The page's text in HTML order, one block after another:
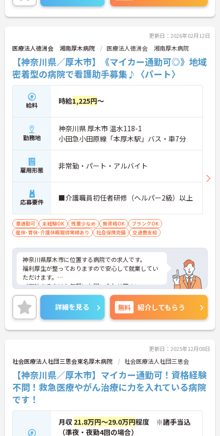
更新日：2026年02月12日
医療法人徳洲会 湘南厚木病院 医療法人徳洲会 湘南厚木病院
【神奈川県／厚木市】《マイカー通勤可◎》地域
密着型の病院で看護助手募集♪〈パート〉
給料 時給1,225円～
勤務地
神奈川県 厚木市 温水118-1
小田急小田原線「本厚木駅」バス・車7分
雇用形態 非常勤・パート・アルバイト
応募要件 ■介護職員初任者研修（ヘルパー2級）以上
車通勤可 未経験OK 残業少なめ 無資格OK
ブランクOK
産休･育休･介護休暇取得実績あり
社会保険完備 交通費支給
神奈川県厚木市に位置する病院での求人です。
福利厚生が整っておりますので安心して就業してい
ただけます。
ご興味ある方はお気軽にお問い合わせ下さい。
詳細を見る 無料 紹介してもらう
更新日：2025年12月08日
社会医療法人社団三思会東名厚木病院 社会医療法人社団三思会
【神奈川県／厚木市】マイカー通勤可！資格経験
不問！救急医療やがん治療に力を入れている病院
です！
月収 21.8万円～29.0万円程度 ※諸手当込
（準夜・夜勤4回の場合）